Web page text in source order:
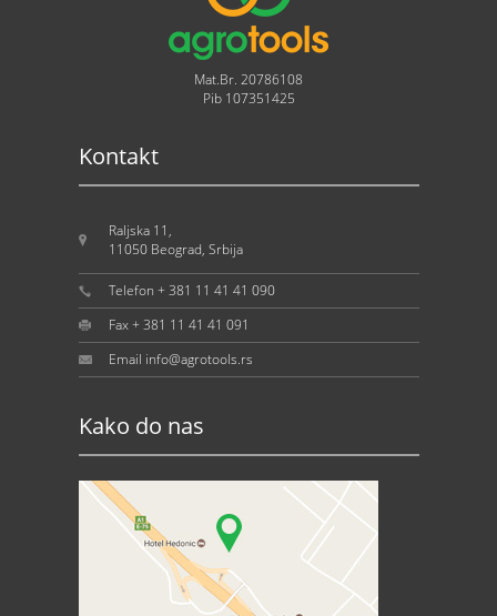
Mat.Br. 20786108
Pib 107351425
Kontakt
Raljska 11,
11050 Beograd, Srbija
Telefon + 381 11 41 41 090
Fax + 381 11 41 41 091
Email info@agrotools.rs
Kako do nas